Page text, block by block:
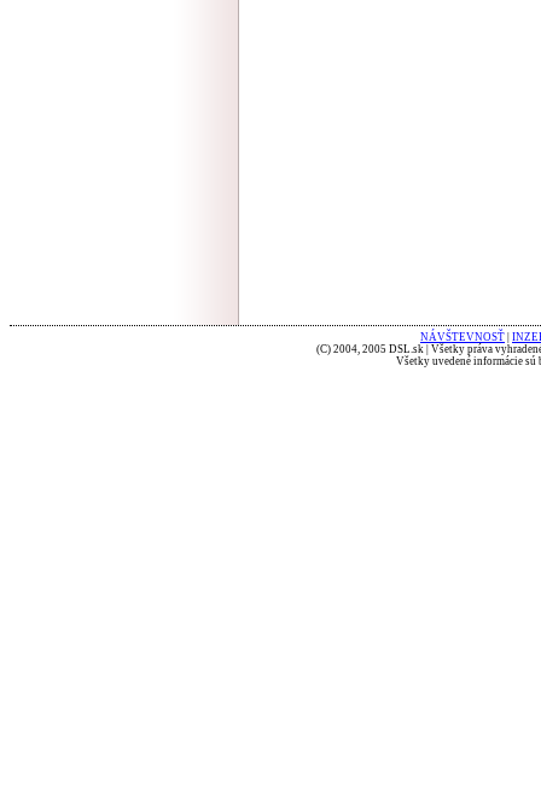
NÁVŠTEVNOSŤ
(C) 2004, 2005 DSL.sk | Všetky práva
Všetky uvedené informácie sú